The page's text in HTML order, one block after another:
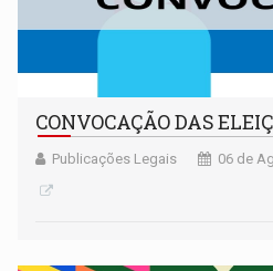
CONVOCAÇÃO DAS
Publicações Legais 06 de